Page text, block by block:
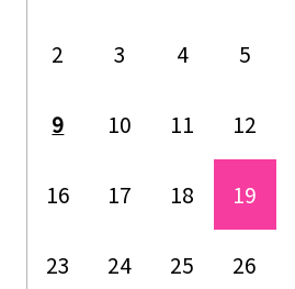
2 3 4 5
9 10 11 12
16 17 18 19
23 24 25 26